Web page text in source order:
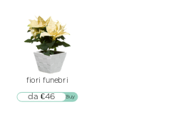
fiori funebri
▷▷ Buy
da €46